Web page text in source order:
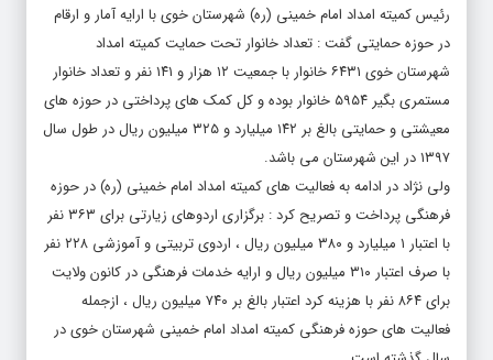
رئیس کمیته امداد امام خمینی (ره) شهرستان خوی با ارایه آمار و ارقام
در حوزه حمایتی گفت : تعداد خانوار تحت حمایت کمیته امداد
شهرستان خوی ۶۴۳۱ خانوار با جمعیت ۱۲ هزار و ۱۴۱ نفر و تعداد خانوار
مستمری بگیر ۵۹۵۴ خانوار بوده و کل کمک های پرداختی در حوزه های
معیشتی و حمایتی بالغ بر ۱۴۲ میلیارد و ۳۲۵ میلیون ریال در طول سال
۱۳۹۷ در این شهرستان می باشد.
ولی نژاد در ادامه به فعالیت های کمیته امداد امام خمینی (ره) در حوزه
فرهنگی پرداخت و تصریح کرد : برگزاری اردوهای زیارتی برای ۳۶۳ نفر
با اعتبار ۱ میلیارد و ۳۸۰ میلیون ریال ، اردوی تربیتی و آموزشی ۲۲۸ نفر
با صرف اعتبار ۳۱۰ میلیون ریال و ارایه خدمات فرهنگی در کانون ولایت
برای ۸۶۴ نفر با هزینه کرد اعتبار بالغ بر ۷۴۰ میلیون ریال ، ازجمله
فعالیت های حوزه فرهنگی کمیته امداد امام خمینی شهرستان خوی در